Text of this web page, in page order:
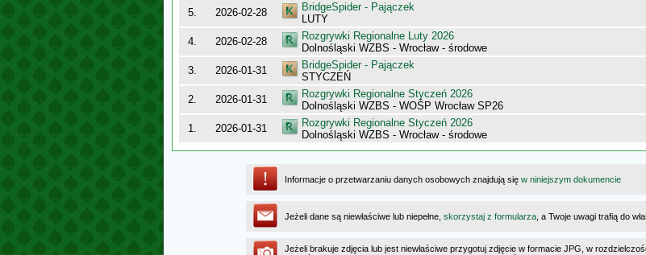
5. 2026-02-28
BridgeSpider - Pajączek
LUTY
4. 2026-02-28
Rozgrywki Regionalne Luty 2026
Dolnośląski WZBS - Wrocław - środowe
3. 2026-01-31
BridgeSpider - Pajączek
STYCZEŃ
2. 2026-01-31
Rozgrywki Regionalne Styczeń 2026
Dolnośląski WZBS - WOŚP Wrocław SP26
1. 2026-01-31
Rozgrywki Regionalne Styczeń 2026
Dolnośląski WZBS - Wrocław - środowe
Informacje o przetwarzaniu danych osobowych znajdują się w niniejszym dokumencie
Jeżeli dane są niewłaściwe lub niepełne, skorzystaj z formularza , a Twoje uwagi trafią do
Jeżeli brakuje zdjęcia lub jest niewłaściwe przygotuj zdjęcie w formacie JPG, w